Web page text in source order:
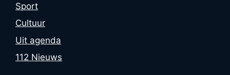
Sport
Cultuur
Uit agenda
112 Nieuws